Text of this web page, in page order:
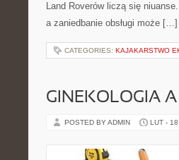
Land Roverów liczą się
a zaniedbanie obsługi może […]
CATEGORIES: KAJAKARSTWO
GINEKOLOGIA
POSTED BY ADMIN LUT -